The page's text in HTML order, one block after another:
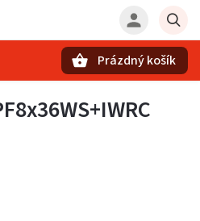
Prázdný košík